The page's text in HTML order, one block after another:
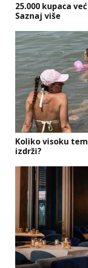
25.000 kupaca
Saznaj više
Koliko visoku
izdrži?